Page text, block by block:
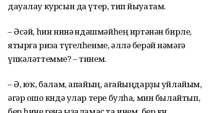
дауалау курсын да үтер, тип йыуатам.
– Әсәй, һин нинә өндәшмәйһең иртәнән бирле,
ятырға риза түгелһенме, әллә берәй нәмәгә
үпкәләттемме? – тинем.
– Ә, юҡ, балам, апайың, ағайыңдарҙы уйлайым,
әгәр ошо көндә улар тере булһа, мин былайтып,